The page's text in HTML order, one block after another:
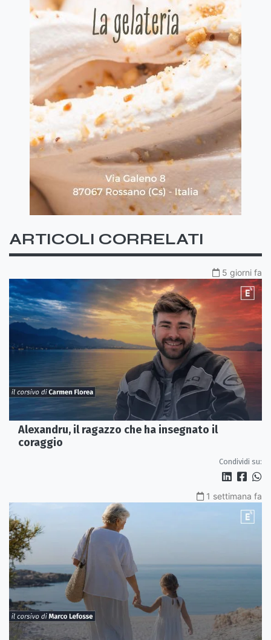
ARTICOLI CORRELATI
5 giorni fa
Alexandru, il ragazzo che ha insegnato il
coraggio
Condividi su:
1 settimana fa